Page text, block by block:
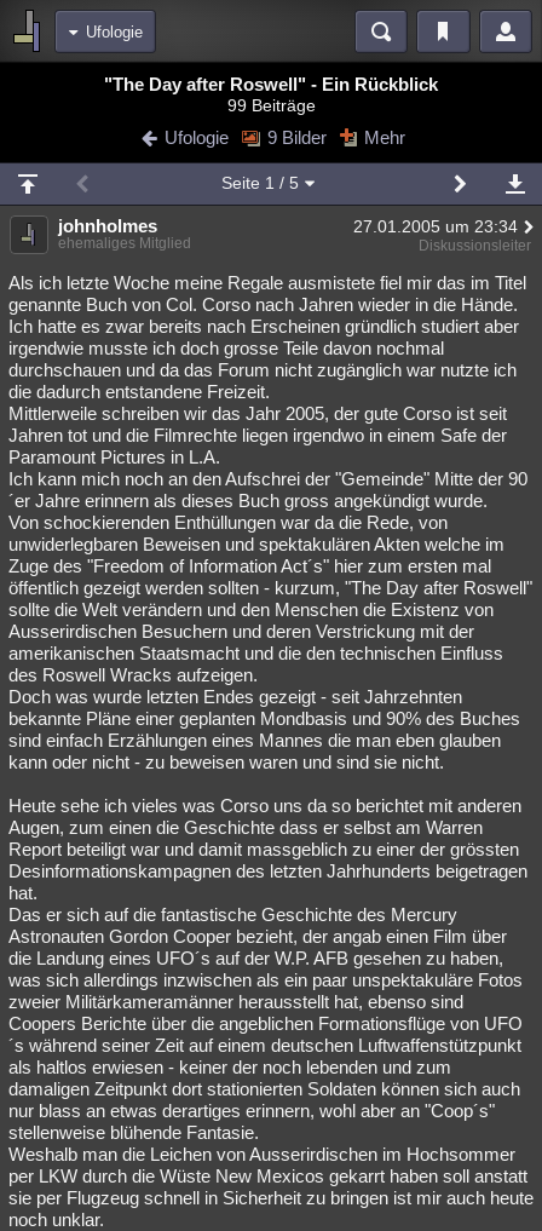
Ufologie
Blogs
Chat Wiki Neuigkeiten
meine Rubriken
Menschen Wissenschaft Mystery Kriminalfälle
Spiritualität Verschwörungen Technologie Ufologie
Natur Umfragen Unterhaltung
weitere Rubriken
Philosophie Träume Orte
Astronomie Helpdesk Gruppen Gaming Filme
Musik Clash Verbesserungen Allmystery English
Übersichten
Besucht Teilgenommen Alle Neue Geschlossen
Lesenswert Schlüsselwörter
"The Day after Roswell" - Ein Rückblick
99 Beiträge
Ufologie 9 Bilder Mehr
Seite 1 / 5
johnholmes 27.01.2005 um 23:34
ehemaliges Mitglied Diskussionsleiter
Als ich letzte Woche meine Regale ausmistete fiel mir das im Titel
genannte Buch von Col. Corso nach Jahren wieder in die Hände.
Ich hatte es zwar bereits nach Erscheinen gründlich studiert aber
irgendwie musste ich doch grosse Teile davon nochmal
durchschauen und da das Forum nicht zugänglich war nutzte ich
die dadurch entstandene Freizeit.
Mittlerweile schreiben wir das Jahr 2005, der gute Corso ist seit
Jahren tot und die Filmrechte liegen irgendwo in einem Safe der
Paramount Pictures in L.A.
Ich kann mich noch an den Aufschrei der "Gemeinde" Mitte der 90
´er Jahre erinnern als dieses Buch gross angekündigt wurde.
Von schockierenden Enthüllungen war da die Rede, von
unwiderlegbaren Beweisen und spektakulären Akten welche im
Zuge des "Freedom of Information Act´s" hier zum ersten mal
öffentlich gezeigt werden sollten - kurzum, "The Day after Roswell"
sollte die Welt verändern und den Menschen die Existenz von
Ausserirdischen Besuchern und deren Verstrickung mit der
amerikanischen Staatsmacht und die den technischen Einfluss
des Roswell Wracks aufzeigen.
Doch was wurde letzten Endes gezeigt - seit Jahrzehnten
bekannte Pläne einer geplanten Mondbasis und 90% des Buches
sind einfach Erzählungen eines Mannes die man eben glauben
kann oder nicht - zu beweisen waren und sind sie nicht.
Heute sehe ich vieles was Corso uns da so berichtet mit anderen
Augen, zum einen die Geschichte dass er selbst am Warren
Report beteiligt war und damit massgeblich zu einer der grössten
Desinformationskampagnen des letzten Jahrhunderts beigetragen
hat.
Das er sich auf die fantastische Geschichte des Mercury
Astronauten Gordon Cooper bezieht, der angab einen Film über
die Landung eines UFO´s auf der W.P. AFB gesehen zu haben,
was sich allerdings inzwischen als ein paar unspektakuläre Fotos
zweier Militärkameramänner herausstellt hat, ebenso sind
Coopers Berichte über die angeblichen Formationsflüge von UFO
´s während seiner Zeit auf einem deutschen Luftwaffenstützpunkt
als haltlos erwiesen - keiner der noch lebenden und zum
damaligen Zeitpunkt dort stationierten Soldaten können sich auch
nur blass an etwas derartiges erinnern, wohl aber an "Coop´s"
stellenweise blühende Fantasie.
Weshalb man die Leichen von Ausserirdischen im Hochsommer
per LKW durch die Wüste New Mexicos gekarrt haben soll anstatt
sie per Flugzeug schnell in Sicherheit zu bringen ist mir auch heute
noch unklar.